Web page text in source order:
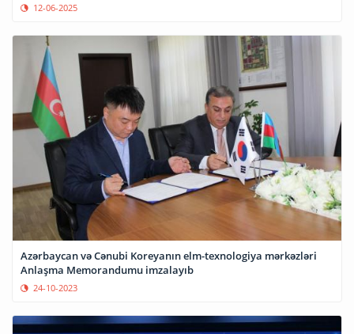
12-06-2025
Azərbaycan və Cənubi Koreyanın elm-texnologiya mərkəzləri
Anlaşma Memorandumu imzalayıb
24-10-2023